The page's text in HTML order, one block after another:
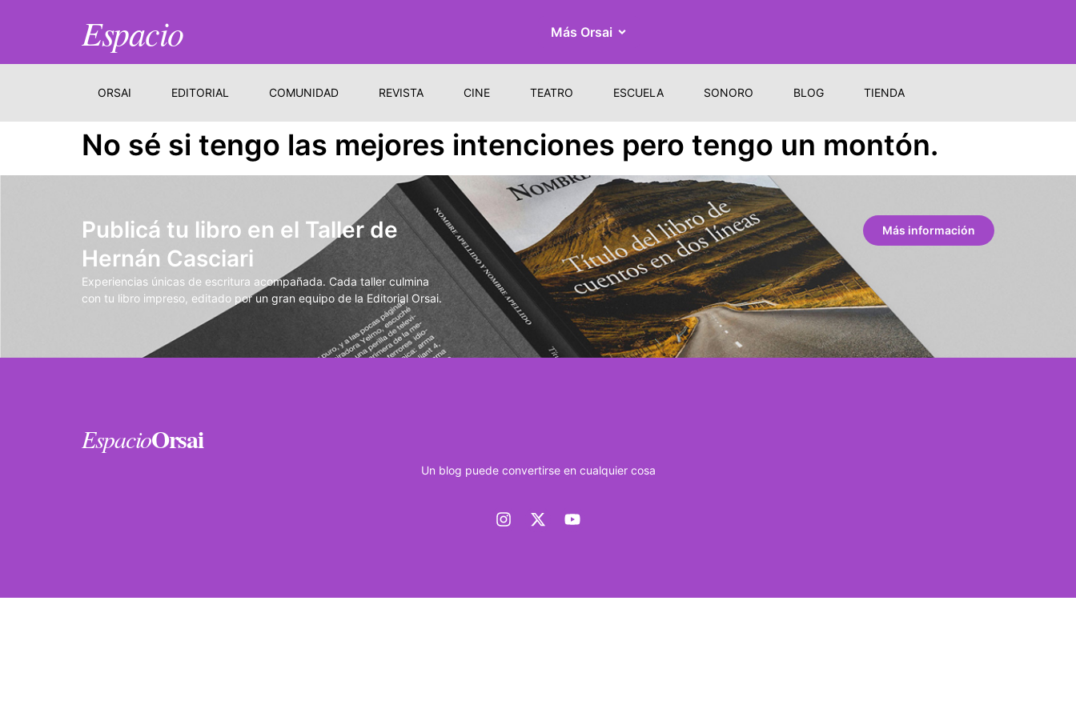
Espacio Más Orsai
ORSAI EDITORIAL COMUNIDAD REVISTA CINE TEATRO ESCUELA SONORO BLOG TIENDA
No sé si tengo las mejores intenciones pero tengo un montón.
Publicá tu libro en el Taller de
Hernán Casciari
Experiencias únicas de escritura acompañada. Cada taller culmina
con tu libro impreso, editado por un gran equipo de la Editorial Orsai.
Más información
EspacioOrsai
Un blog puede convertirse en cualquier cosa